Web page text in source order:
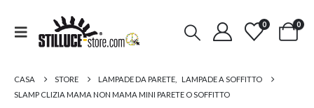
0 0
CASA STORE LAMPADE DA PARETE
LAMPADE A SOFFITTO
SLAMP CLIZIA MAMA NON MAMA MINI PARETE O SOFFITTO